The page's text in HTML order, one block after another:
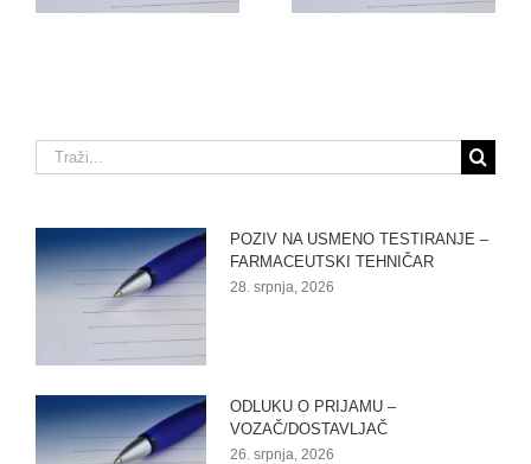
Traži...
POZIV NA USMENO TESTIRANJE –
FARMACEUTSKI TEHNIČAR
28. srpnja, 2026
ODLUKU O PRIJAMU –
VOZAČ/DOSTAVLJAČ
26. srpnja, 2026